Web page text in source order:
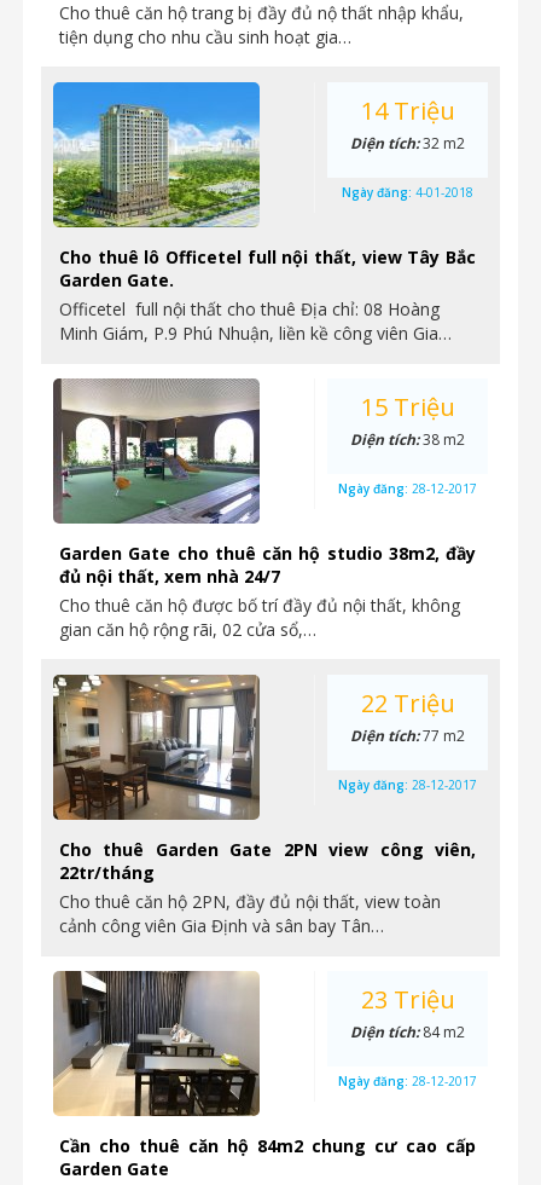
Cho thuê căn hộ trang bị đầy đủ nộ thất nhập khẩu,
tiện dụng cho nhu cầu sinh hoạt gia…
Cho thuê lô Officetel full nội thất, view Tây Bắc
Garden Gate.
Officetel full nội thất cho thuê Địa chỉ: 08 Hoàng
Minh Giám, P.9 Phú Nhuận, liền kề công viên Gia…
14 Triệu
Diện tích:32 m2
Ngày đăng: 4-01-2018
Garden Gate cho thuê căn hộ studio 38m2, đầy
đủ nội thất, xem nhà 24/7
Cho thuê căn hộ được bố trí đầy đủ nội thất, không
gian căn hộ rộng rãi, 02 cửa sổ,…
15 Triệu
Diện tích:38 m2
Ngày đăng: 28-12-2017
Cho thuê Garden Gate 2PN view công viên,
22tr/tháng
Cho thuê căn hộ 2PN, đầy đủ nội thất, view toàn
cảnh công viên Gia Định và sân bay Tân…
22 Triệu
Diện tích:77 m2
Ngày đăng: 28-12-2017
Cần cho thuê căn hộ 84m2 chung cư cao cấp
Garden Gate
23 Triệu
Diện tích:84 m2
Ngày đăng: 28-12-2017